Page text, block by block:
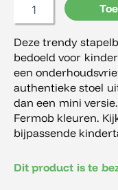
Deze trendy
bedoeld voor
een
authentieke stoel
dan een mini
Fermob kleuren.
bijpassende
Dit product is te